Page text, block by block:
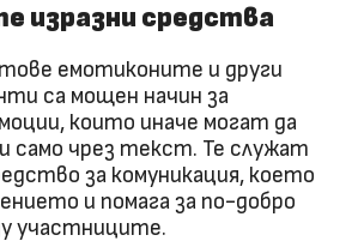
изразни средства
емотиконите и други
са мощен начин за
които иначе могат да
само чрез текст. Те служат
за комуникация, което
и помага за по-добро
участниците.